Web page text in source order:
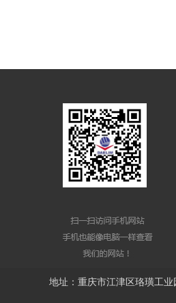
地址：重庆市江津区珞璜工